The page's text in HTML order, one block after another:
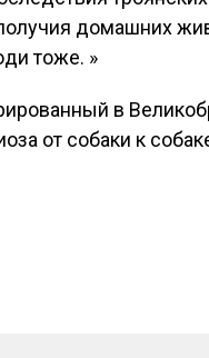
домашних
тоже. »